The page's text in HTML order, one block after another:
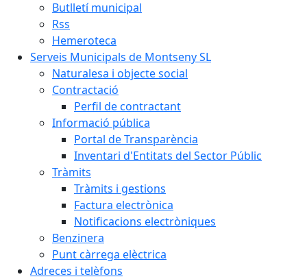
Butlletí municipal
Rss
Hemeroteca
Serveis Municipals de Montseny SL
Naturalesa i objecte social
Contractació
Perfil de contractant
Informació pública
Portal de Transparència
Inventari d'Entitats del Sector Públic
Tràmits
Tràmits i gestions
Factura electrònica
Notificacions electròniques
Benzinera
Punt càrrega elèctrica
Adreces i telèfons